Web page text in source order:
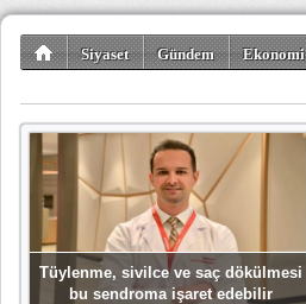
Siyaset Gündem Ekonomi
Tüylenme, sivilce ve saç dökülmesi
bu sendroma işaret edebilir